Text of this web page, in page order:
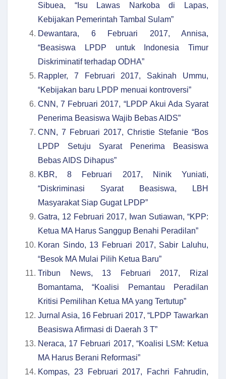
Sibuea, “Isu Lawas Narkoba di Lapas,
Kebijakan Pemerintah Tambal Sulam”
Dewantara, 6 Februari 2017, Annisa,
“Beasiswa LPDP untuk Indonesia Timur
Diskriminatif terhadap ODHA”
Rappler, 7 Februari 2017, Sakinah Ummu,
“Kebijakan baru LPDP menuai kontroversi”
CNN, 7 Februari 2017, “LPDP Akui Ada Syarat
Penerima Beasiswa Wajib Bebas AIDS”
CNN, 7 Februari 2017, Christie Stefanie “Bos
LPDP Setuju Syarat Penerima Beasiswa
Bebas AIDS Dihapus”
KBR, 8 Februari 2017, Ninik Yuniati,
“Diskriminasi Syarat Beasiswa, LBH
Masyarakat Siap Gugat LPDP”
Gatra, 12 Februari 2017, Iwan Sutiawan, “KPP:
Ketua MA Harus Sanggup Benahi Peradilan”
Koran Sindo, 13 Februari 2017, Sabir Laluhu,
“Besok MA Mulai Pilih Ketua Baru”
Tribun News, 13 Februari 2017, Rizal
Bomantama, “Koalisi Pemantau Peradilan
Kritisi Pemilihan Ketua MA yang Tertutup”
Jurnal Asia, 16 Februari 2017, “LPDP Tawarkan
Beasiswa Afirmasi di Daerah 3 T”
Neraca, 17 Februari 2017, “Koalisi LSM: Ketua
MA Harus Berani Reformasi”
Kompas, 23 Februari 2017, Fachri Fahrudin,